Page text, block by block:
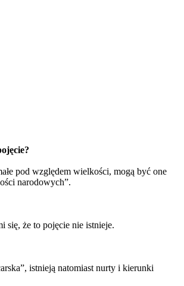
pod względem wielkości, mogą być one
narodowych”.
się, że to pojęcie nie istnieje.
istnieją natomiast nurty i kierunki